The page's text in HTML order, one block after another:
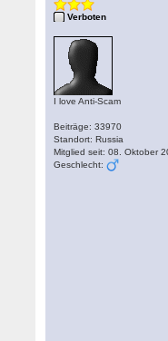
Verboten
I love Anti-Scam
Beiträge: 33970
Standort: Russia
Mitglied seit: 08. Oktober
Geschlecht: